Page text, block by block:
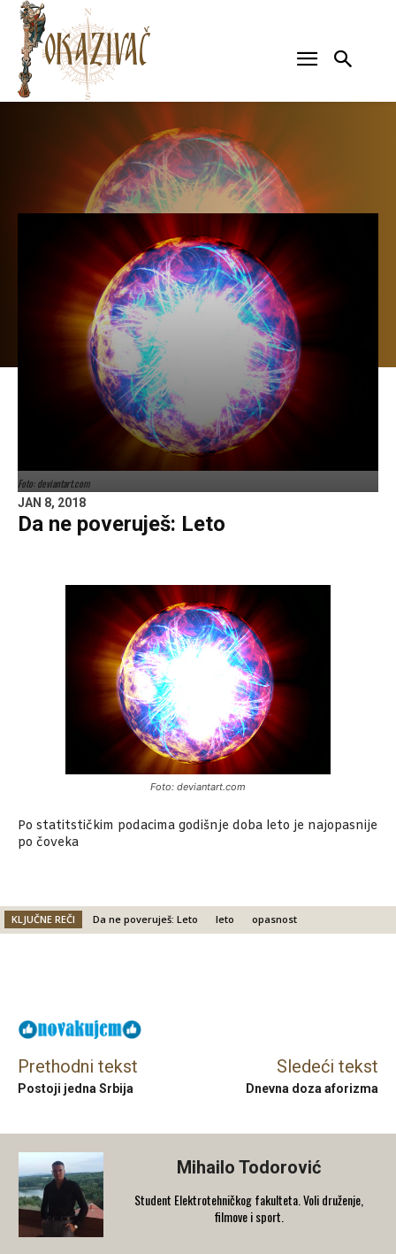
Foto: deviantart.com
JAN 8, 2018
Da ne poveruješ: Leto
Foto: deviantart.com
Po statitstičkim podacima godišnje doba leto je najopasnije
po čoveka
KLJUČNE REČI Da ne poveruješ: Leto leto opasnost
Prethodni tekst
Postoji jedna Srbija
Sledeći tekst
Dnevna doza aforizma
Mihailo Todorović
Student Elektrotehničkog fakulteta. Voli druženje,
filmove i sport.